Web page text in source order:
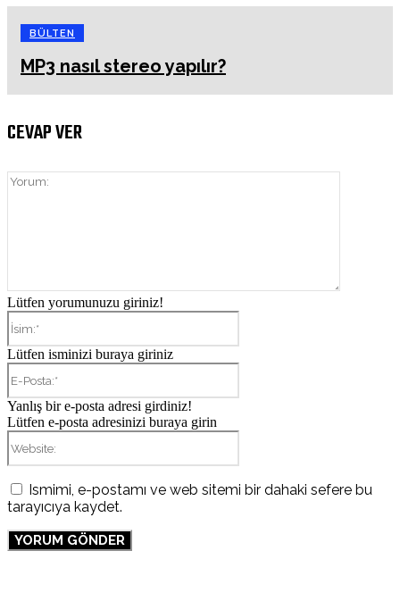
BÜLTEN
MP3 nasıl stereo yapılır?
CEVAP VER
Lütfen yorumunuzu giriniz!
Lütfen isminizi buraya giriniz
Yanlış bir e-posta adresi girdiniz!
Lütfen e-posta adresinizi buraya girin
Ismimi, e-postamı ve web sitemi bir dahaki sefere bu
tarayıcıya kaydet.